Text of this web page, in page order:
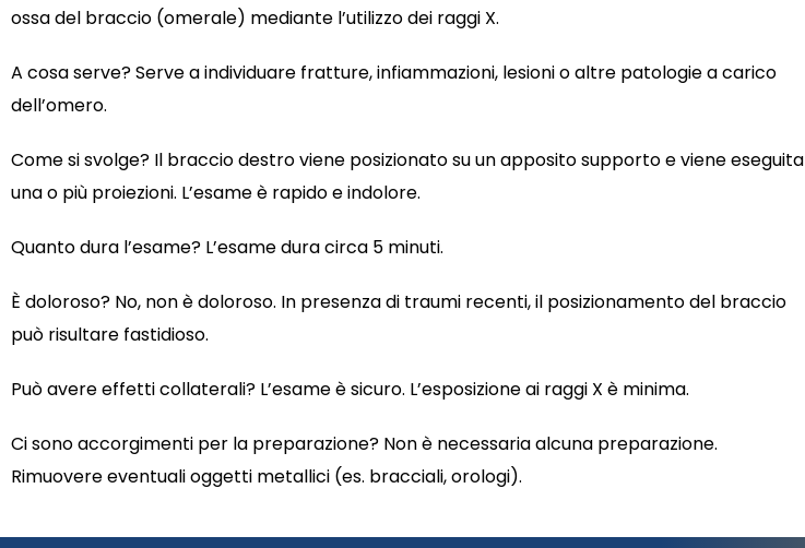
ossa del braccio (omerale) mediante l’utilizzo dei raggi X.
A cosa serve? Serve a individuare fratture, infiammazioni, lesioni o altre patologie a carico
dell’omero.
Come si svolge? Il braccio destro viene posizionato su un apposito supporto e viene eseguita
una o più proiezioni. L’esame è rapido e indolore.
Quanto dura l’esame? L’esame dura circa 5 minuti.
È doloroso? No, non è doloroso. In presenza di traumi recenti, il posizionamento del braccio
può risultare fastidioso.
Può avere effetti collaterali? L’esame è sicuro. L’esposizione ai raggi X è minima.
Ci sono accorgimenti per la preparazione? Non è necessaria alcuna preparazione.
Rimuovere eventuali oggetti metallici (es. bracciali, orologi).